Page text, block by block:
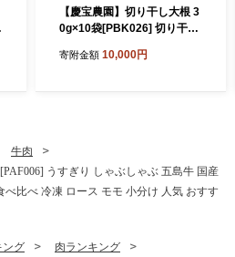
【慶宝農園】切り干し大根 3
0g×10袋[PBK026] 切り干し
こん 小分け 野菜 乾物 乾燥
寄附金額 10,000円
牛肉
うすぎり しゃぶしゃぶ 五島牛 国産
比べ 冷凍 ロース モモ 小分け 人気 おすす
ング
肉ランキング